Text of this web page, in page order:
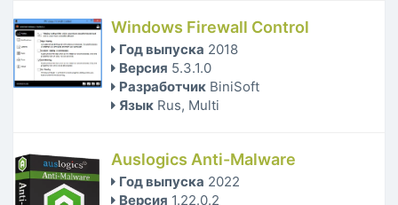
Windows Firewall Control
Год выпуска 2018
Версия 5.3.1.0
Разработчик BiniSoft
Язык Rus, Multi
Auslogics Anti-Malware
Год выпуска 2022
Версия 1.22.0.2